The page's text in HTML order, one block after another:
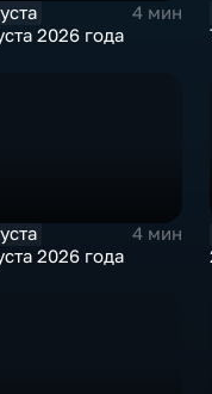
4 мин
2026 года
4 мин
2026 года